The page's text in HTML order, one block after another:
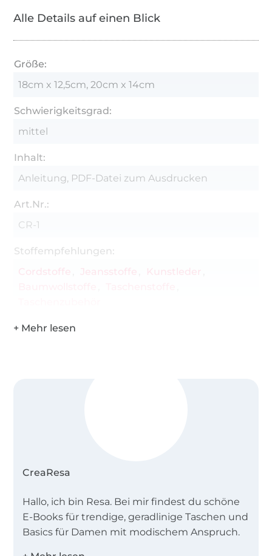
Alle Details auf einen Blick
Größe:
18cm x 12,5cm, 20cm x 14cm
Schwierigkeitsgrad:
mittel
Inhalt:
Anleitung, PDF-Datei zum Ausdrucken
Art.Nr.:
CR-1
Stoffempfehlungen:
Cordstoffe
Jeansstoffe
Kunstleder
CreaResa
Hallo, ich bin Resa. Bei mir findest du schöne
E-Books für trendige, geradlinige Taschen und
Basics für Damen mit modischem Anspruch.